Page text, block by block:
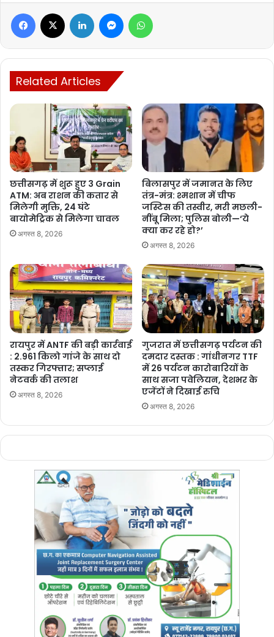
Facebook LinkedIn Messenger
Related Articles
छत्तीसगढ़ में शुरू हुए 3 Grain
ATM: अब राशन की कतार से
मिलेगी मुक्ति, 24 घंटे
बायोमेट्रिक से मिलेगा चावल
अगस्त 8, 2026
बिलासपुर में जमानत के लिए
तंत्र-मंत्र: श्मशान में चीफ
जस्टिस की तस्वीर, मरी मछली-
नींबू मिला; पुलिस बोली—‘ये
क्या कर रहे हो?’
अगस्त 8, 2026
रायपुर में ANTF की बड़ी कार्रवाई
: 2.961 किलो गांजे के साथ दो
तस्कर गिरफ्तार; सप्लाई
नेटवर्क की तलाश
अगस्त 8, 2026
गुजरात में छत्तीसगढ़ पर्यटन की
दमदार दस्तक : गांधीनगर TTF
में 26 पर्यटन कारोबारियों के
साथ सजा पवेलियन, देशभर के
एजेंटों ने दिखाई रुचि
अगस्त 8, 2026